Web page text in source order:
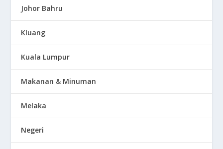
Johor Bahru
Kluang
Kuala Lumpur
Makanan & Minuman
Melaka
Negeri